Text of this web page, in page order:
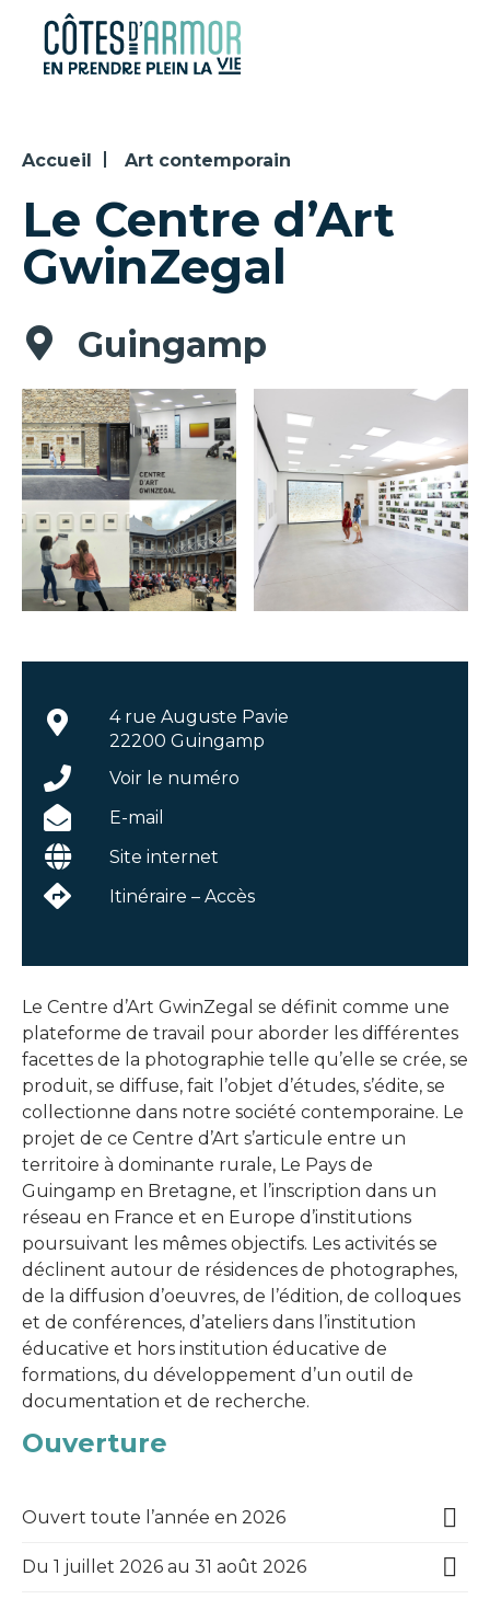
Panneau de gestion des cookies
Accueil Art contemporain
Le Centre d’Art
GwinZegal
Guingamp
Le Centre d’Art GwinZegal se définit comme une
plateforme de travail pour aborder les différentes
facettes de la photographie telle qu’elle se crée, se
produit, se diffuse, fait l’objet d’études, s’édite, se
collectionne dans notre société contemporaine. Le
projet de ce Centre d’Art s’articule entre un
territoire à dominante rurale, Le Pays de
Guingamp en Bretagne, et l’inscription dans un
réseau en France et en Europe d’institutions
poursuivant les mêmes objectifs. Les activités se
déclinent autour de résidences de photographes,
de la diffusion d’oeuvres, de l’édition, de colloques
et de conférences, d’ateliers dans l’institution
éducative et hors institution éducative de
formations, du développement d’un outil de
documentation et de recherche.
Ouverture
Ouvert toute l’année en 2026
Du 1 juillet 2026 au 31 août 2026
4 rue Auguste Pavie
22200 Guingamp
Voir le numéro
E-mail
Site internet
Itinéraire – Accès